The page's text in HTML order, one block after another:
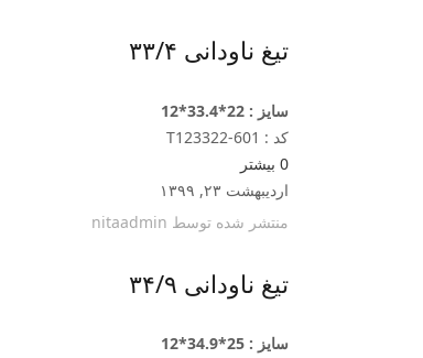
تیغ ناودانی ۳۳/۴
سایز : 22*33.4*12
کد : T123322-601
0 بیشتر
اردیبهشت ۲۳, ۱۳۹۹
منتشر شده توسط nitaadmin
تیغ ناودانی ۳۴/۹
سایز : 25*34.9*12